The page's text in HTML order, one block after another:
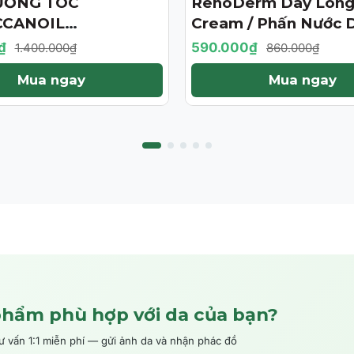
125ML (PHIÊN
HẠN)
1.400.000₫
Mua ngay
Cream / Phấn Nước
Da Chống Nắng-
Tự Nhiên
590.000₫ 860.000₫
Mua ngay
phù hợp với da của bạn?
vấn 1:1 miễn phí — gửi ảnh da và nhận phác đồ